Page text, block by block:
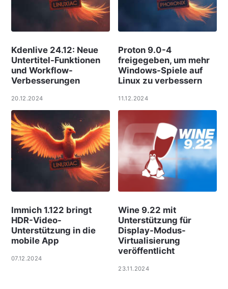
Kdenlive 24.12: Neue
Untertitel-Funktionen
und Workflow-
Verbesserungen
20.12.2024
Proton 9.0-4
freigegeben, um mehr
Windows-Spiele auf
Linux zu verbessern
11.12.2024
Immich 1.122 bringt
HDR-Video-
Unterstützung in die
mobile App
07.12.2024
Wine 9.22 mit
Unterstützung für
Display-Modus-
Virtualisierung
veröffentlicht
23.11.2024